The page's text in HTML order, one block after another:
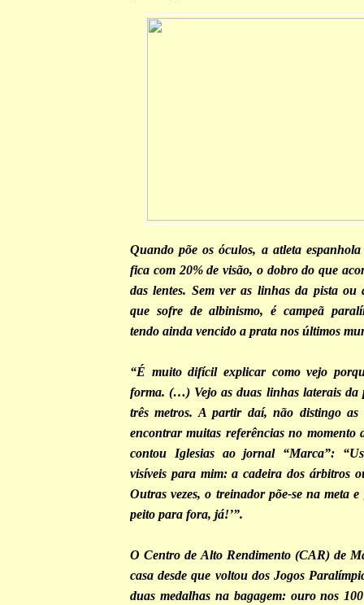
Quando põe os óculos, a atleta
fica com 20% de visão, o dobro do que
das lentes. Sem ver as linhas da pista ou
que sofre de albinismo, é campeã
tendo ainda vencido a prata nos últimos
“É muito difícil explicar como vejo
forma. (…) Vejo as duas linhas laterais da
três metros. A partir daí, não distingo
encontrar muitas referências no momento
contou Iglesias ao jornal “Marca”:
visíveis para mim: a cadeira dos árbitros
Outras vezes, o treinador põe-se na meta
peito para fora, já!’”.
O Centro de Alto Rendimento (CAR) de
casa desde que voltou dos Jogos
duas medalhas na bagagem: ouro nos